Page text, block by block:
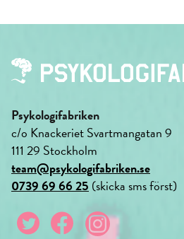
Psykologifabriken
c/o Knackeriet Svartmangatan 9
111 29 Stockholm
team@psykologifabriken.se
0739 69 66 25 (skicka sms först)